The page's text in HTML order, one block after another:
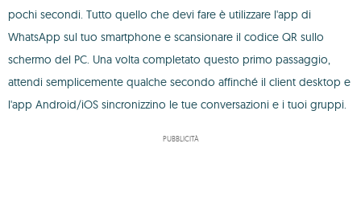
pochi secondi. Tutto quello che devi fare è utilizzare l'app di
WhatsApp sul tuo smartphone e scansionare il codice QR sullo
schermo del PC. Una volta completato questo primo passaggio,
attendi semplicemente qualche secondo affinché il client desktop e
l'app Android/iOS sincronizzino le tue conversazioni e i tuoi gruppi.
PUBBLICITÀ